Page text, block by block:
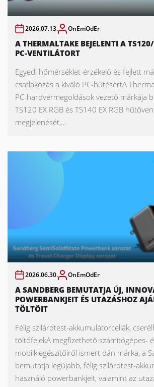
2026.07.13. OnEmOdEr
A THERMALTAKE BEJELENTI A
PC-VENTILÁTORT
Egyedi hőmérséklet-érzékelő és fejlett
csatlakozás a kiváló PC-hűtésértA
PC-hardvermegoldások vezető márkája
TS120 EX RGB és TS140 EX RGB
megjelenését,...
2026.06.30. OnEmOdEr
A SANDBERG BEMUTATJA ÚJ,
POWERBANKJEIT ÉS UTAZÁSHOZ
TÖLTŐIT
Félig szilárdtest-akkumulátorcellák,
töltőfejekA megfizethető számítógépes-
mobilkiegészítőiről ismert dán márka, a
bemutatja legújabb, félig szilárdtest-
használó powerbankjeit, valamint az